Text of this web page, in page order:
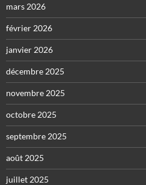
mars 2026
février 2026
janvier 2026
décembre 2025
novembre 2025
octobre 2025
septembre 2025
août 2025
juillet 2025